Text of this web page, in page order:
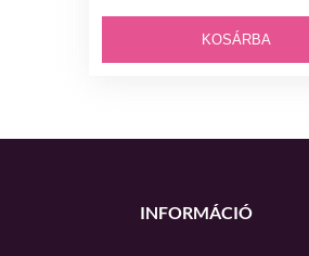
KOSÁRBA
INFORMÁCIÓ